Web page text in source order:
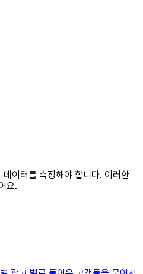
이터를 측정해야 합니다. 이러한
요.